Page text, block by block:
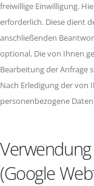
freiwillige Einwilligung.
erforderlich. Diese dient
anschließenden
optional. Die von Ihnen
Bearbeitung der Anfrage
Nach Erledigung der von
personenbezogene
(Google